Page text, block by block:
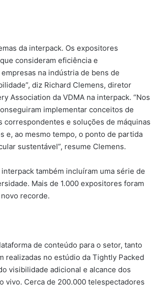
da interpack. Os expositores
consideram eficiência e
na indústria de bens de
diz Richard Clemens, diretor
Association da VDMA na interpack. “Nos
implementar conceitos de
correspondentes e soluções de máquinas
e, ao mesmo tempo, o ponto de partida
sustentável”, resume Clemens.
também incluíram uma série de
Mais de 1.000 expositores foram
recorde.
de conteúdo para o setor, tanto
realizadas no estúdio da Tightly Packed
visibilidade adicional e alcance dos
vivo. Cerca de 200.000 telespectadores